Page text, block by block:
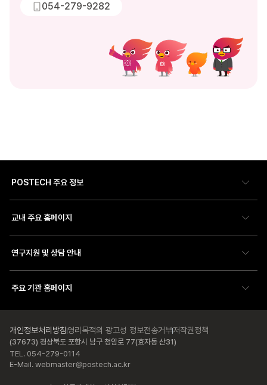
054-279-9282
POSTECH 주요 정보
교내 주요 홈페이지
연구지원 및 상담 안내
주요 기관 홈페이지
(37673) 경상북도 포항시 남구 청암로 77(효자동 산31)
TEL. 054-279-0114
E-Mail. webmaster@postech.ac.kr
개인정보처리방침 영리목적의 광고성 정보전송거부저작권정책